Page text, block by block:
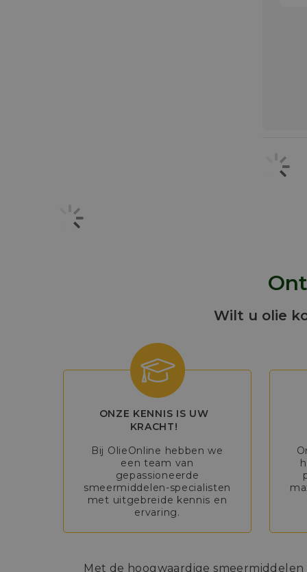
Wilt u olie
ONZE KENNIS IS UW
KRACHT!
Bij OlieOnline hebben we
een team van
gepassioneerde
smeermiddelen-specialisten
met uitgebreide kennis en
ervaring.
Met de hoogwaardige